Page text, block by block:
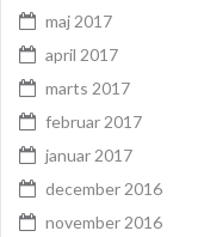
maj 2017
april 2017
marts 2017
februar 2017
januar 2017
december 2016
november 2016